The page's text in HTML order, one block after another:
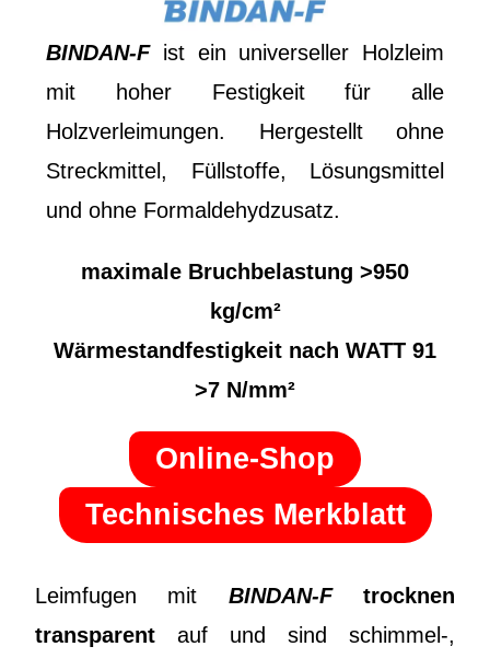
BINDAN-Fist ein universeller Holzleim
mit hoher Festigkeit für alle
Holzverleimungen. Hergestellt ohne
Streckmittel, Füllstoffe, Lösungsmittel
und ohne Formaldehydzusatz.
maximale Bruchbelastung >950
kg/cm²
Wärmestandfestigkeit nach WATT 91
>7 N/mm²
Online-Shop
Technisches Merkblatt
Leimfugen mit BINDAN-F
trocknen
transparent auf und sind schimmel-,